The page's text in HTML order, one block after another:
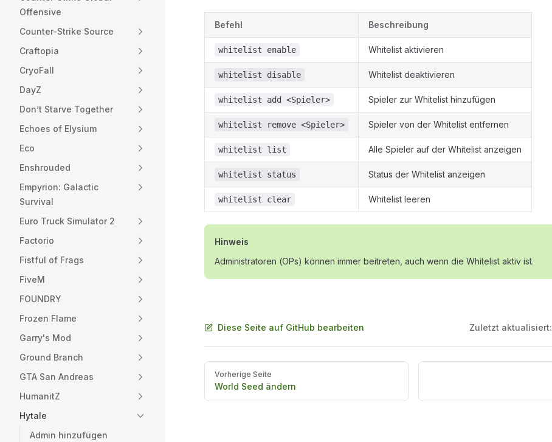
Offensive
Counter-Strike Source
Craftopia
CryoFall
DayZ
Don’t Starve Together
Echoes of Elysium
Eco
Enshrouded
Empyrion: Galactic
Survival
Euro Truck Simulator 2
Factorio
Fistful of Frags
FiveM
FOUNDRY
Frozen Flame
Garry's Mod
Ground Branch
GTA San Andreas
HumanitZ
Hytale
Admin hinzufügen
Befehl Beschreibung
whitelist enable Whitelist aktivieren
whitelist disable Whitelist deaktivieren
whitelist add <Spieler> Spieler zur Whitelist hinzufügen
whitelist remove <Spieler> Spieler von der Whitelist entfernen
whitelist list Alle Spieler auf der Whitelist anzeigen
whitelist status Status der Whitelist anzeigen
whitelist clear Whitelist leeren
Hinweis
Administratoren (OPs) können immer beitreten, auch wenn die Whitelist aktiv ist.
Diese Seite auf GitHub bearbeiten Zuletzt aktualisiert:
Pager
Vorherige Seite
World Seed ändern